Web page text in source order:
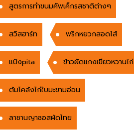
สูตรการทำขนมคัพเค็กรสชาติต่างๆ
สวิสฮาร์ท พริกหยวกสอดไส้
แป้งpita ข้าวผัดแกงเขียวหวานไก่
ต้มโคล้งไก่ใบมะขามอ่อน
ลาซานญาซอสผัดไทย